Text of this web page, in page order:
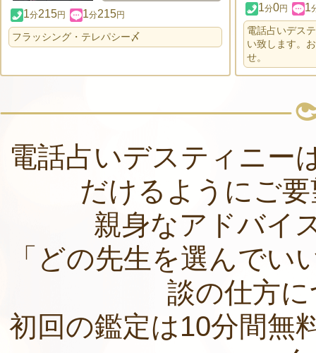
1分215円 1分215円
フラッシング・テレパシー〆
1分0円 1
電話占いデス
い致します。
せ。
電話占いデスティニー
だけるようにご
親身なアドバイ
「どの先生を選んで
談の仕方
初回の鑑定は10分間無